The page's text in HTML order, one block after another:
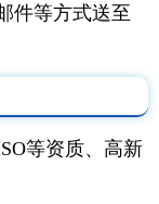
件等方式送至
等资质、高新